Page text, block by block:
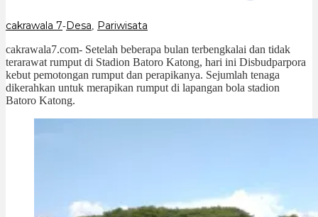
cakrawala 7-Desa Pariwisata
cakrawala7.com- Setelah beberapa bulan terbengkalai dan tidak
terarawat rumput di Stadion Batoro Katong, hari ini Disbudparpora
kebut pemotongan rumput dan perapikanya. Sejumlah tenaga
dikerahkan untuk merapikan rumput di lapangan bola stadion
Batoro Katong.